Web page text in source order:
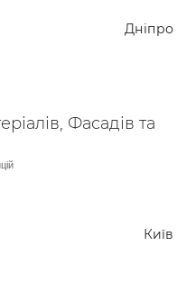
Дніпро
Фасадів та
Київ